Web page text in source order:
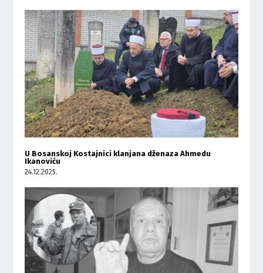
U Bosanskoj Kostajnici klanjana dženaza Ahmedu
Ikanoviću
24.12.2025.